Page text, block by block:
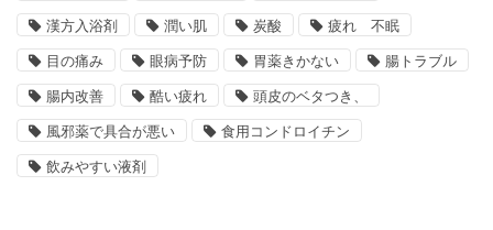
漢方入浴剤 潤い肌 炭酸 疲れ 不眠
目の痛み 眼病予防 胃薬きかない 腸トラブル
腸内改善 酷い疲れ 頭皮のベタつき、
風邪薬で具合が悪い 食用コンドロイチン
飲みやすい液剤